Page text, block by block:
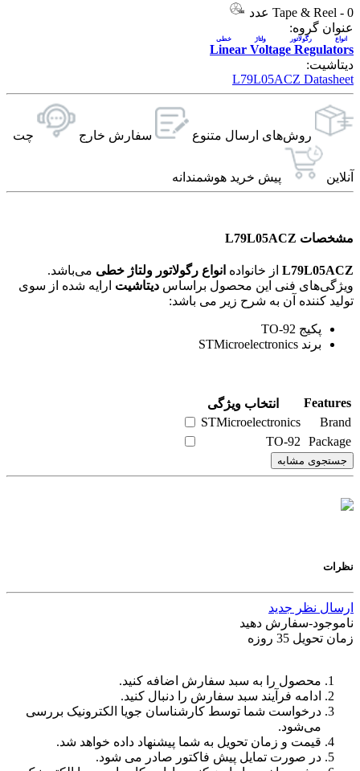
Tape & Reel - 0 عدد
عنوان گروه:
Linear Voltage Regulators
انواع رگولاتور ولتاژ خطی
دیتاشیت:
L79L05ACZ Datasheet
روش‌های ارسال‌ متنوع سفارش خارج چت
آنلاین پیش خرید هوشمندانه
مشخصات L79L05ACZ
L79L05ACZ از خانواده انواع رگولاتور ولتاژ خطی می‌باشد.
ویژگی‌های فنی این محصول براساس دیتاشیت ارایه شده از سوی
تولید کننده آن به شرح زیر می باشد:
پکیج TO-92
برند STMicroelectronics
Features
انتخاب ویژگی
Brand
STMicroelectronics
Package
TO-92
جستجوی مشابه
نظرات
ارسال نظر جدید
ناموجود-سفارش دهید
زمان تحویل 35 روزه
محصول را به سبد سفارش اضافه کنید.
ادامه فرآیند سبد سفارش را دنبال کنید.
درخواست شما توسط کارشناسان جویا الکترونیک بررسی
می‌شود.
قیمت و زمان تحویل به شما پیشنهاد داده خواهد شد.
در صورت تمایل پیش فاکتور صادر می شود.